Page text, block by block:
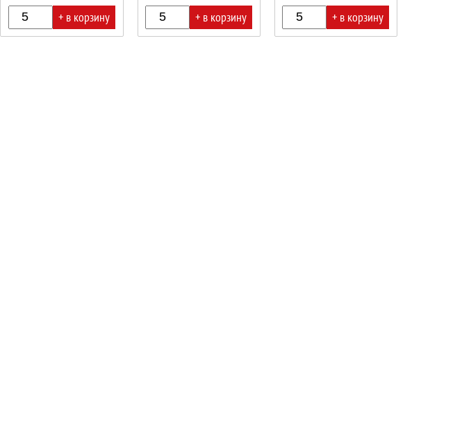
+ в корзину + в корзину + в корзину